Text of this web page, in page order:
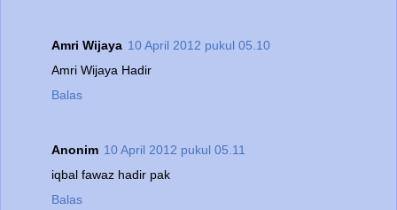
Amri Wijaya 10 April 2012 pukul 05.10
Amri Wijaya Hadir
Balas
Anonim 10 April 2012 pukul 05.11
iqbal fawaz hadir pak
Balas